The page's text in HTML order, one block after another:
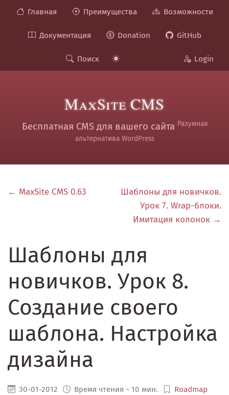
Главная Преимущества Возможности
Документация Donation GitHub
Поиск Login
MaxSite CMS
Бесплатная CMS для вашего сайта Разумная
альтернатива WordPress
← MaxSite CMS 0.63
Шаблоны для новичков.
Урок 7. Wrap-блоки.
Имитация колонок →
Шаблоны для
новичков. Урок 8.
Создание своего
шаблона. Настройка
дизайна
30-01-2012 Время чтения ~ 10 мин.
Roadmap